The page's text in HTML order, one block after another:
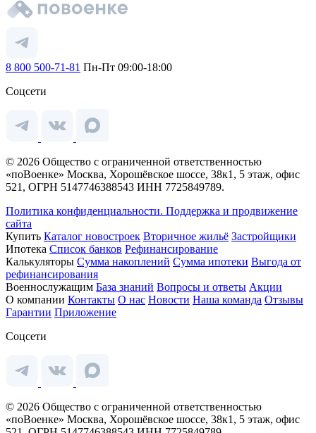
8 800 500-71-81 Пн-Пт 09:00-18:00
Соцсети
© 2026 Общество с ограниченной ответственностью
«поВоенке» Москва, Хорошёвское шоссе, 38к1, 5 этаж, офис
521, ОГРН 5147746388543 ИНН 7725849789.
Политика конфиденциальности. Поддержка и продвижение
сайта
Купить Каталог новостроек Вторичное жильё Застройщики
Ипотека Список банков Рефинансирование
Калькуляторы Сумма накоплений Сумма ипотеки Выгода от
рефинансирования
Военнослужащим База знаний Вопросы и ответы Акции
О компании Контакты О нас Новости Наша команда Отзывы
Гарантии Приложение
Соцсети
© 2026 Общество с ограниченной ответственностью
«поВоенке» Москва, Хорошёвское шоссе, 38к1, 5 этаж, офис